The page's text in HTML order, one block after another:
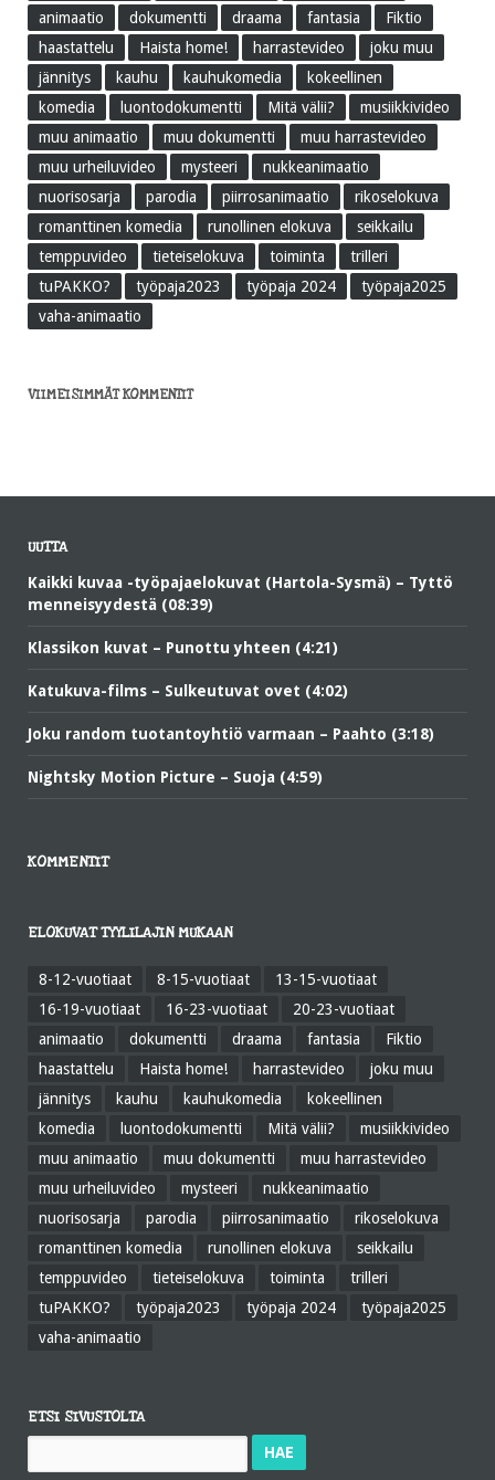
animaatio
dokumentti draama fantasia
Fiktio
haastattelu
Haista home! harrastevideo
joku muu
jännitys
kauhu kauhukomedia
kokeellinen
komedia
luontodokumentti Mitä välii?
musiikkivideo
muu animaatio
muu dokumentti
muu harrastevideo
muu urheiluvideo
mysteeri
nukkeanimaatio
nuorisosarja
parodia piirrosanimaatio
rikoselokuva
romanttinen komedia
runollinen elokuva
seikkailu
temppuvideo
tieteiselokuva toiminta
trilleri
tuPAKKO?
työpaja2023 työpaja 2024
työpaja2025
vaha-animaatio
VIIMEISIMMÄT KOMMENTIT
UUTTA
Kaikki kuvaa -työpajaelokuvat (Hartola-Sysmä) – Tyttö
menneisyydestä (08:39)
Klassikon kuvat – Punottu yhteen (4:21)
Katukuva-films – Sulkeutuvat ovet (4:02)
Joku random tuotantoyhtiö varmaan – Paahto (3:18)
Nightsky Motion Picture – Suoja (4:59)
KOMMENTIT
ELOKUVAT TYYLILAJIN MUKAAN
8-12-vuotiaat 8-15-vuotiaat
13-15-vuotiaat
16-19-vuotiaat
16-23-vuotiaat
20-23-vuotiaat
animaatio
dokumentti draama fantasia
Fiktio
haastattelu
Haista home! harrastevideo
joku muu
jännitys
kauhu kauhukomedia
kokeellinen
komedia
luontodokumentti Mitä välii?
musiikkivideo
muu animaatio
muu dokumentti
muu harrastevideo
muu urheiluvideo
mysteeri
nukkeanimaatio
nuorisosarja
parodia piirrosanimaatio
rikoselokuva
romanttinen komedia
runollinen elokuva
seikkailu
temppuvideo
tieteiselokuva toiminta
trilleri
tuPAKKO?
työpaja2023 työpaja 2024
työpaja2025
vaha-animaatio
ETSI SIVUSTOLTA